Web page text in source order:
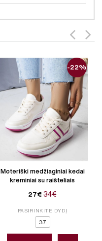
Moteriški medžiaginiai kedai
kreminiai su raišteliais
27€ 34€
-22%
PASIRINKITE DYDĮ
37